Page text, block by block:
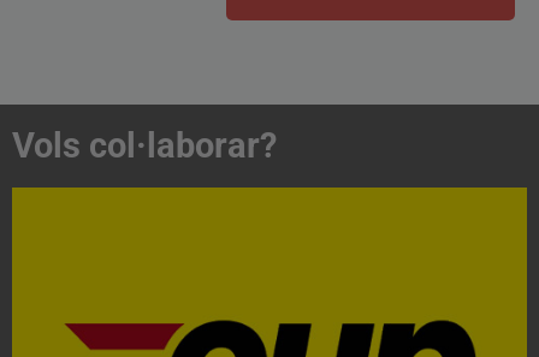
Vols col·laborar?
Contacta'ns i treballa per fer realitat el projecte de